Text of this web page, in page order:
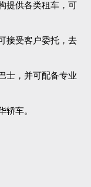
提供各类租车，可
接受客户委托，去
士，并可配备专业
车。